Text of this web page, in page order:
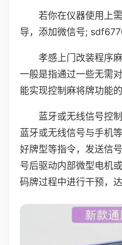
若你在仪器使用上
导，添加微信号;
孝感上门改装程序
一般是指通过一些无需
能实现控制麻将牌功能
蓝牙或无线信号控
蓝牙或无线信号与手机
好牌型等指令，发送信
号后驱动内部微型电机
码牌过程中进行干预，达